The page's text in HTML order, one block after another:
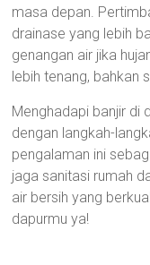
masa depan.
drainase yang lebih
genangan air jika
lebih tenang, bahkan
Menghadapi banjir di
dengan langkah-
pengalaman ini
jaga sanitasi rumah
air bersih yang
dapurmu ya!